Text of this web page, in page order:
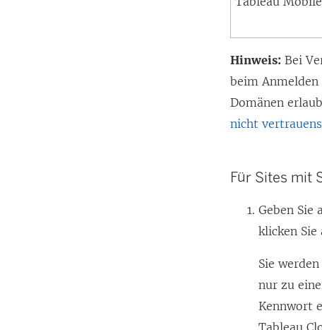
Hinweis: Bei
beim
Domänen
nicht
Für Sites mit
Geben Sie
klicken
Sie
nur zu
Kennwort
Tableau